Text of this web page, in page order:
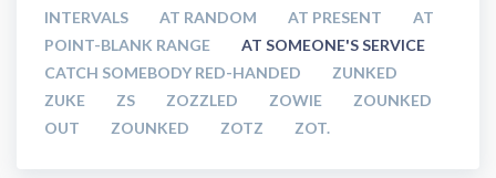
INTERVALS
AT RANDOM AT PRESENT
AT
POINT-BLANK RANGE
AT SOMEONE'S SERVICE
CATCH SOMEBODY RED-HANDED
ZUNKED
ZUKE
ZS ZOZZLED ZOWIE
ZOUNKED
OUT
ZOUNKED ZOTZ ZOT.